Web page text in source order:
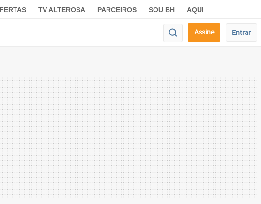
TV ALTEROSA PARCEIROS SOU BH AQUI
Assine Entrar